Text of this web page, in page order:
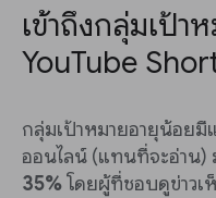
เข้าถึงกลุ่มเป้า
YouTube
กลุ่มเป้าหมายอายุน้อย
ออนไลน์ (แทนที่จะอ่าน)
35%โดยผู้ที่ชอบดูข่าวเ